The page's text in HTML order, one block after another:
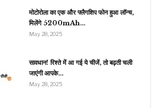
मोटोरोला का एक और फ्लैगशिप फोन हुआ लॉन्च,
मिलेंगे 5200mAh…
May 28, 2025
सावधान! रिश्ते में आ गई ये चीजें, तो बढ़ती चली
जाएंगी आपके…
May 28, 2025